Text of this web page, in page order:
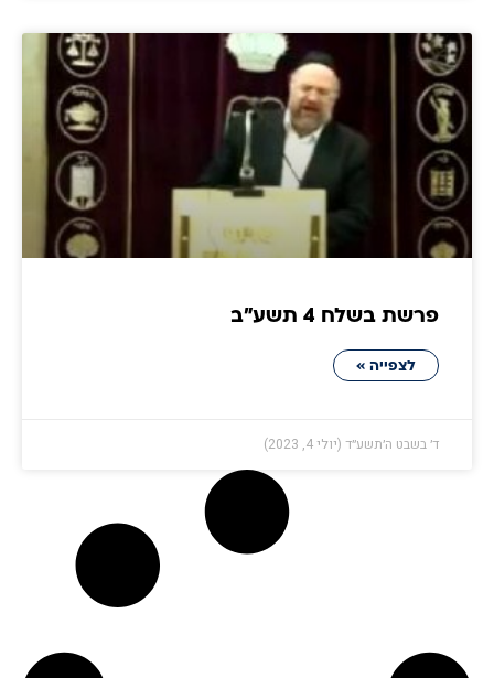
פרשת בשלח 4 תשע״ב
לצפייה »
ד׳ בשבט ה׳תשע״ד (יולי 4, 2023)